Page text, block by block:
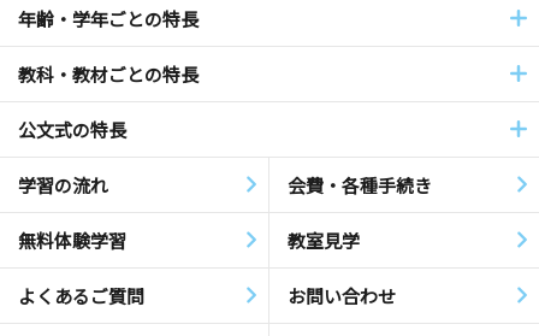
年齢・学年ごとの特長
教科・教材ごとの特長
公文式の特長
学習の流れ 会費・各種手続き
無料体験学習 教室見学
よくあるご質問 お問い合わせ